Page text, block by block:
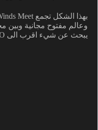
وعالم مفتوح مجانية وبين
يبحث عن شيء اقرب الى MMO.